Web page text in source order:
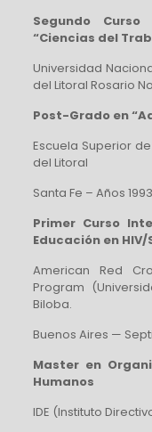
Segundo
“Ciencias del
Universidad
del Litoral Rosario
Post-Grado en
Escuela Superior
del Litoral
Santa Fe – Años
Primer Curso
Educación en HIV/
American Red
Program
Biloba.
Buenos Aires —
Master en
Humanos
IDE (Instituto